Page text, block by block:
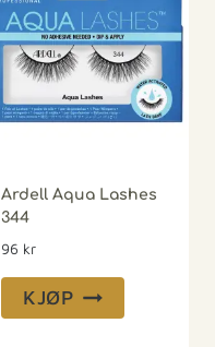
Ardell Aqua Lashes
344
96 kr
KJØP